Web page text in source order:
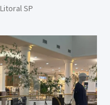
SP